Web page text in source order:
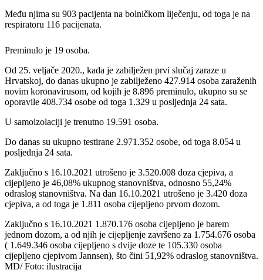
Među njima su 903 pacijenta na bolničkom liječenju, od toga je na
respiratoru 116 pacijenata.
Preminulo je 19 osoba.
Od 25. veljače 2020., kada je zabilježen prvi slučaj zaraze u
Hrvatskoj, do danas ukupno je zabilježeno 427.914 osoba zaraženih
novim koronavirusom, od kojih je 8.896 preminulo, ukupno su se
oporavile 408.734 osobe od toga 1.329 u posljednja 24 sata.
U samoizolaciji je trenutno 19.591 osoba.
Do danas su ukupno testirane 2.971.352 osobe, od toga 8.054 u
posljednja 24 sata.
Zaključno s 16.10.2021 utrošeno je 3.520.008 doza cjepiva, a
cijepljeno je 46,08% ukupnog stanovništva, odnosno 55,24%
odraslog stanovništva. Na dan 16.10.2021 utrošeno je 3.420 doza
cjepiva, a od toga je 1.811 osoba cijepljeno prvom dozom.
Zaključno s 16.10.2021 1.870.176 osoba cijepljeno je barem
jednom dozom, a od njih je cijepljenje završeno za 1.754.676 osoba
( 1.649.346 osoba cijepljeno s dvije doze te 105.330 osoba
cijepljeno cjepivom Jannsen), što čini 51,92% odraslog stanovništva.
MD/ Foto: ilustracija